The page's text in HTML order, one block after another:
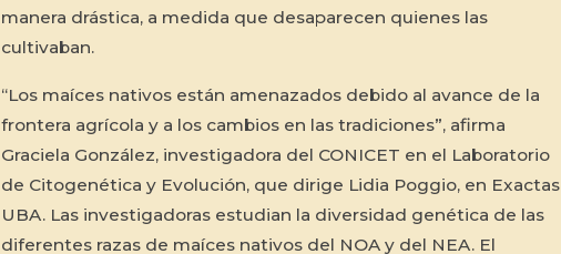
manera drástica, a medida que desaparecen quienes las
cultivaban.
“Los maíces nativos están amenazados debido al avance de la
frontera agrícola y a los cambios en las tradiciones”, afirma
Graciela González, investigadora del CONICET en el Laboratorio
de Citogenética y Evolución, que dirige Lidia Poggio, en Exactas
UBA. Las investigadoras estudian la diversidad genética de las
diferentes razas de maíces nativos del NOA y del NEA. El